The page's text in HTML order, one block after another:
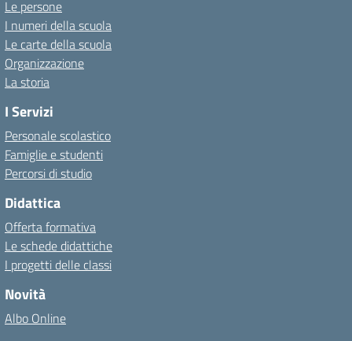
Le persone
I numeri della scuola
Le carte della scuola
Organizzazione
La storia
I Servizi
Personale scolastico
Famiglie e studenti
Percorsi di studio
Didattica
Offerta formativa
Le schede didattiche
I progetti delle classi
Novità
Albo Online